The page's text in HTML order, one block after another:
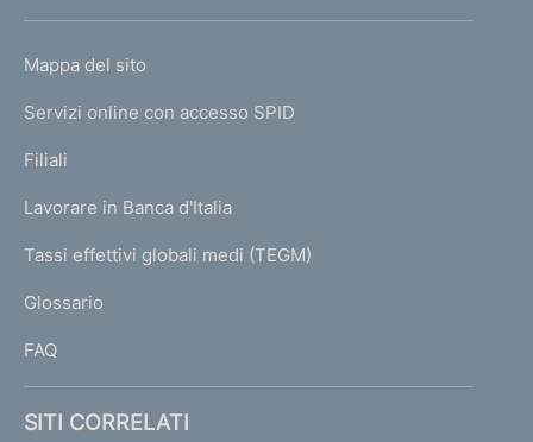
m
e
a
g
L
N
K
T
I
I
Mappa del sito
Servizi online con accesso SPID
Filiali
Lavorare in Banca d'Italia
Tassi effettivi globali medi (TEGM)
Glossario
FAQ
SITI CORRELATI